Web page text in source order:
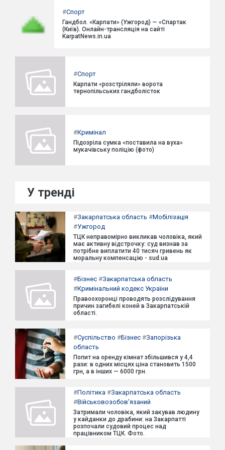
#Спорт
Гандбол. «Карпати» (Ужгород) — «Спартак
(Київ). Онлайн-трансляція на сайті
KarpatNews.in.ua
#Спорт
Карпати «розстріляли» ворота
тернопільських гандболісток
#Кримінал
Підозріла сумка «поставила на вуха»
мукачівську поліцію (фото)
У тренді
#Закарпатська область #Мобілізація
#Ужгород
ТЦК неправомірно викликав чоловіка, який
має активну відстрочку: суд визнав за
потрібне виплатити 40 тисяч гривень як
моральну компенсацію - sud.ua
#Бізнес #Закарпатська область
#Кримінальний кодекс України
Правоохоронці проводять розслідування
причин загибелі коней в Закарпатській
області.
#Суспільство #Бізнес #Запорізька
область
Попит на оренду кімнат збільшився у 4,4
рази: в одних місцях ціна становить 1500
грн, а в інших — 6000 грн.
#Політика #Закарпатська область
#Військовозобов'язаний
Затримали чоловіка, який закував людину
у кайданки до драбини: на Закарпатті
розпочали судовий процес над
працівником ТЦК. Фото.